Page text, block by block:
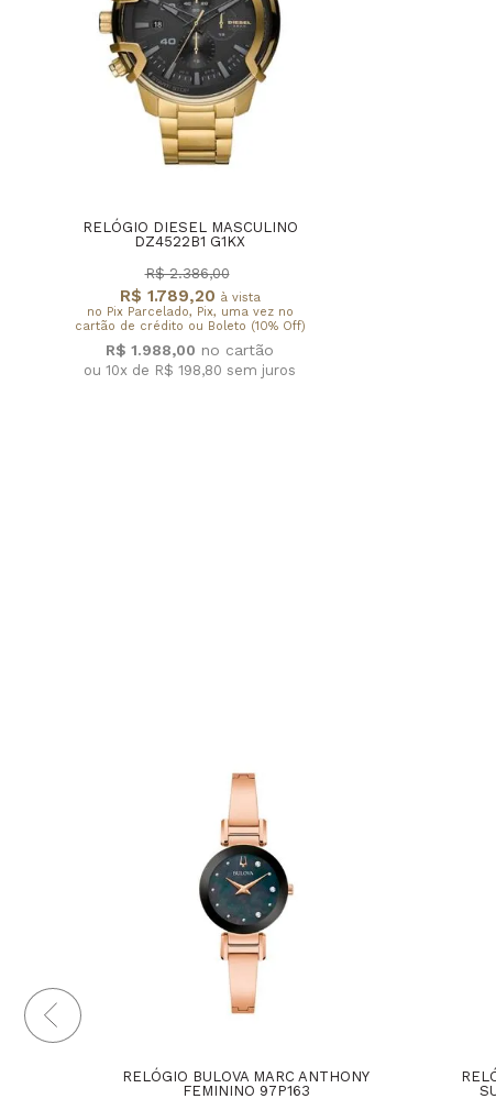
RELÓGIO DIESEL MASCULINO
DZ4522B1 G1KX
R$ 1.789,20 à vista
no Pix Parcelado, Pix, uma vez no
cartão de crédito ou Boleto (10% Off)
R$ 2.386,00
R$ 1.988,00
ou 10x de R$ 198,80 sem juros
RELÓGIO BULOVA MARC ANTHONY
FEMININO 97P163